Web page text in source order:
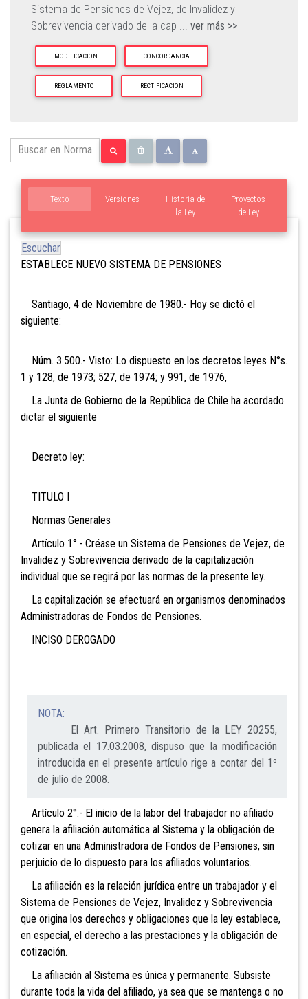
Sistema de Pensiones de Vejez, de Invalidez y
Sobrevivencia derivado de la cap ... ver más >>
MODIFICACION CONCORDANCIA
REGLAMENTO RECTIFICACION
Texto Versiones
Proyectos
de Ley
Historia de
la Ley
Escuchar
ESTABLECE NUEVO SISTEMA DE PENSIONES
Santiago, 4 de Noviembre de 1980.- Hoy se dictó el
siguiente:
Núm. 3.500.- Visto: Lo dispuesto en los decretos leyes N°s.
1 y 128, de 1973; 527, de 1974; y 991, de 1976,
La Junta de Gobierno de la República de Chile ha acordado
dictar el siguiente
Decreto ley:
TITULO I
Normas Generales
Artículo 1°.- Créase un Sistema de Pensiones de Vejez, de
Invalidez y Sobrevivencia derivado de la capitalización
individual que se regirá por las normas de la presente ley.
La capitalización se efectuará en organismos denominados
Administradoras de Fondos de Pensiones.
INCISO DEROGADO
NOTA:
El Art. Primero Transitorio de la LEY 20255,
publicada el 17.03.2008, dispuso que la modificación
introducida en el presente artículo rige a contar del 1º
de julio de 2008.
Artículo 2°.- El inicio de la labor del trabajador no afiliado
genera la afiliación automática al Sistema y la obligación de
cotizar en una Administradora de Fondos de Pensiones, sin
perjuicio de lo dispuesto para los afiliados voluntarios.
La afiliación es la relación jurídica entre un trabajador y el
Sistema de Pensiones de Vejez, Invalidez y Sobrevivencia
que origina los derechos y obligaciones que la ley establece,
en especial, el derecho a las prestaciones y la obligación de
cotización.
La afiliación al Sistema es única y permanente. Subsiste
durante toda la vida del afiliado, ya sea que se mantenga o no